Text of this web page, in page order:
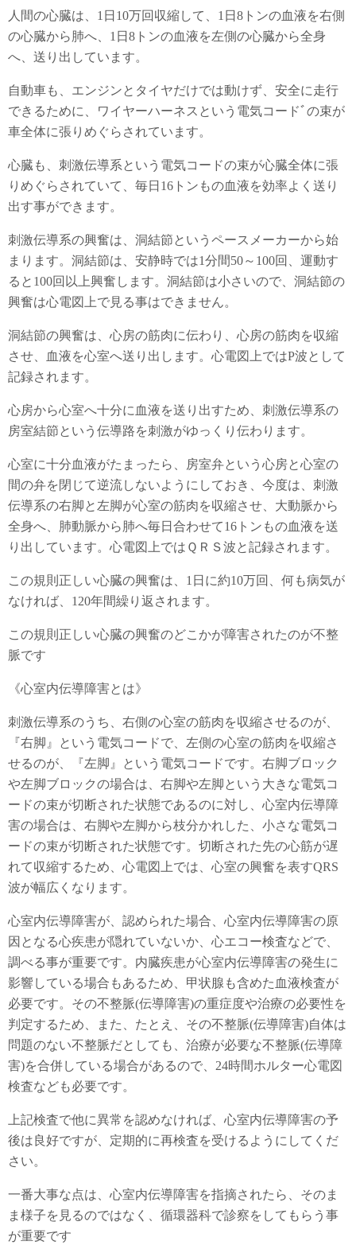
人間の心臓は、1日10万回収縮して、1日8トンの血液を右側
の心臓から肺へ、1日8トンの血液を左側の心臓から全身
へ、送り出しています。
自動車も、エンジンとタイヤだけでは動けず、安全に走行
できるために、ワイヤーハーネスという電気コードﾞの束が
車全体に張りめぐらされています。
心臓も、刺激伝導系という電気コードの束が心臓全体に張
りめぐらされていて、毎日16トンもの血液を効率よく送り
出す事ができます。
刺激伝導系の興奮は、洞結節というペースメーカーから始
まります。洞結節は、安静時では1分間50～100回、運動す
ると100回以上興奮します。洞結節は小さいので、洞結節の
興奮は心電図上で見る事はできません。
洞結節の興奮は、心房の筋肉に伝わり、心房の筋肉を収縮
させ、血液を心室へ送り出します。心電図上ではP波として
記録されます。
心房から心室へ十分に血液を送り出すため、刺激伝導系の
房室結節という伝導路を刺激がゆっくり伝わります。
心室に十分血液がたまったら、房室弁という心房と心室の
間の弁を閉じて逆流しないようにしておき、今度は、刺激
伝導系の右脚と左脚が心室の筋肉を収縮させ、大動脈から
全身へ、肺動脈から肺へ毎日合わせて16トンもの血液を送
り出しています。心電図上ではＱＲＳ波と記録されます。
この規則正しい心臓の興奮は、1日に約10万回、何も病気が
なければ、120年間繰り返されます。
この規則正しい心臓の興奮のどこかが障害されたのが不整
脈です
《心室内伝導障害とは》
刺激伝導系のうち、右側の心室の筋肉を収縮させるのが、
『右脚』という電気コードで、左側の心室の筋肉を収縮さ
せるのが、『左脚』という電気コードです。右脚ブロック
や左脚ブロックの場合は、右脚や左脚という大きな電気コ
ードの束が切断された状態であるのに対し、心室内伝導障
害の場合は、右脚や左脚から枝分かれした、小さな電気コ
ードの束が切断された状態です。切断された先の心筋が遅
れて収縮するため、心電図上では、心室の興奮を表すQRS
波が幅広くなります。
心室内伝導障害が、認められた場合、心室内伝導障害の原
因となる心疾患が隠れていないか、心エコー検査などで、
調べる事が重要です。内臓疾患が心室内伝導障害の発生に
影響している場合もあるため、甲状腺も含めた血液検査が
必要です。その不整脈(伝導障害)の重症度や治療の必要性を
判定するため、また、たとえ、その不整脈(伝導障害)自体は
問題のない不整脈だとしても、治療が必要な不整脈(伝導障
害)を合併している場合があるので、24時間ホルター心電図
検査なども必要です。
上記検査で他に異常を認めなければ、心室内伝導障害の予
後は良好ですが、定期的に再検査を受けるようにしてくだ
さい。
一番大事な点は、心室内伝導障害を指摘されたら、そのま
ま様子を見るのではなく、循環器科で診察をしてもらう事
が重要です